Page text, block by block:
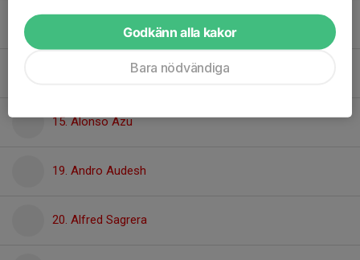
13. Maximilian Iskender
14. Alfred Bergstrand
15. Alonso Azu
19. Andro Audesh
20. Alfred Sagrera
Godkänn alla kakor
Bara nödvändiga